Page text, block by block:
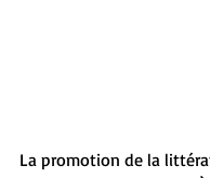
La promotion de la